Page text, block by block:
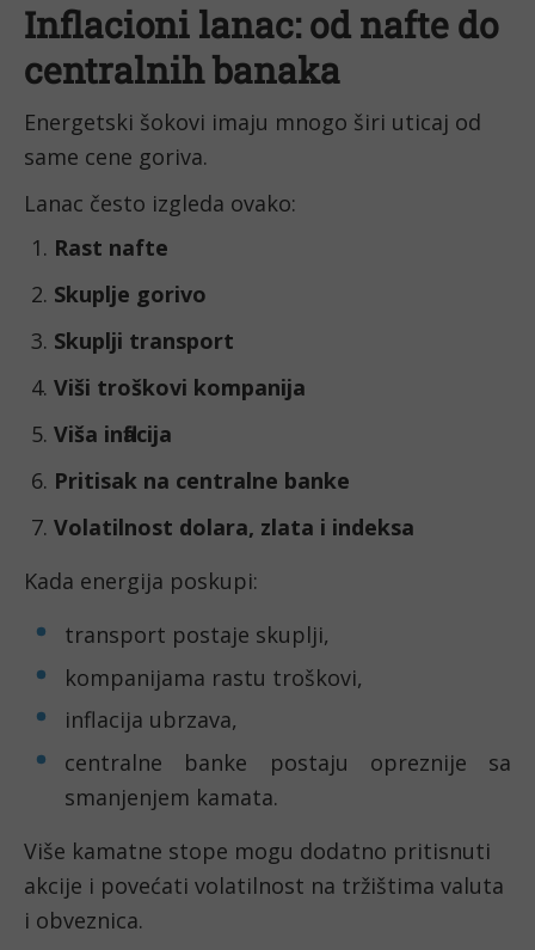
Inflacioni lanac: od nafte do
centralnih banaka
Energetski šokovi imaju mnogo širi uticaj od
same cene goriva.
Lanac često izgleda ovako:
Rast nafte
Skuplje gorivo
Skuplji transport
Viši troškovi kompanija
Viša inflacija
Pritisak na centralne banke
Volatilnost dolara, zlata i indeksa
Kada energija poskupi:
transport postaje skuplji,
kompanijama rastu troškovi,
inflacija ubrzava,
centralne banke postaju opreznije sa
smanjenjem kamata.
Više kamatne stope mogu dodatno pritisnuti
akcije i povećati volatilnost na tržištima valuta
i obveznica.